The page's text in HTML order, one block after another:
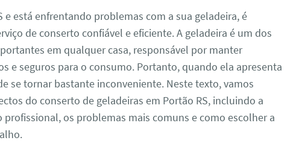
e está enfrentando problemas com a sua geladeira, é
de conserto confiável e eficiente. A geladeira é um dos
em qualquer casa, responsável por manter
e seguros para o consumo. Portanto, quando ela apresenta
se tornar bastante inconveniente. Neste texto, vamos
do conserto de geladeiras em Portão RS, incluindo a
os problemas mais comuns e como escolher a